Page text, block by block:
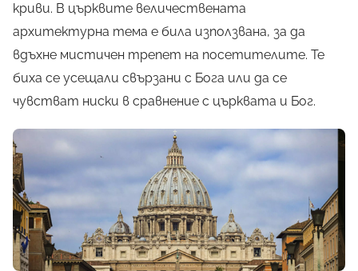
криви. В църквите величествената
архитектурна тема е била използвана, за да
вдъхне мистичен трепет на посетителите. Те
биха се усещали свързани с Бога или да се
чувстват ниски в сравнение с църквата и Бог.